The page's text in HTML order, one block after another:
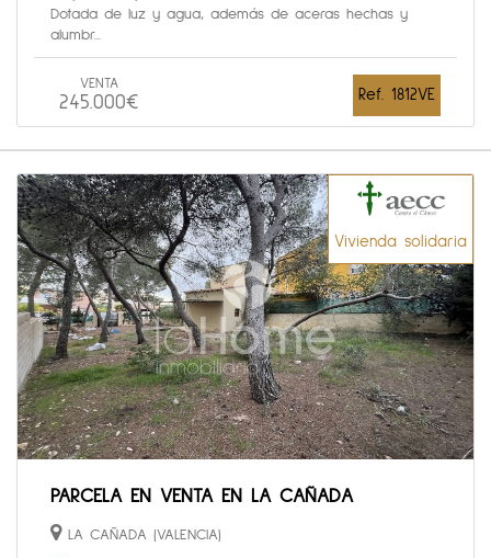
Dotada de luz y agua, además de aceras hechas y
alumbr...
VENTA
245.000€ Ref. 1812VE
Vivienda solidaria
PARCELA EN VENTA EN LA CAÑADA
LA CAÑADA (VALENCIA)